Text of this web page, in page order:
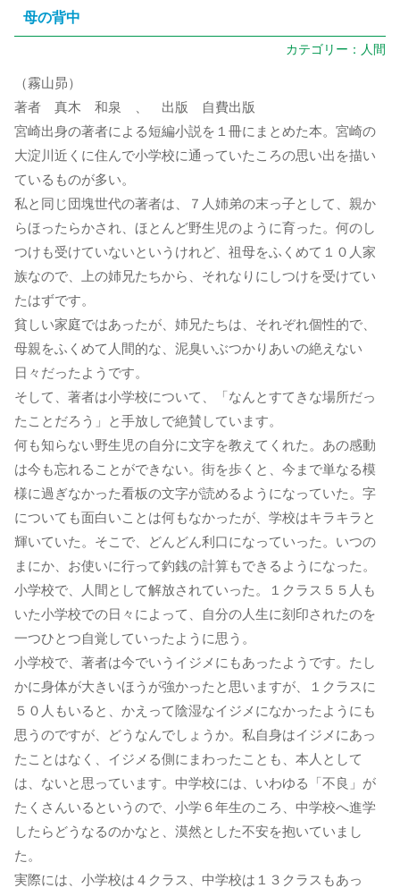
母の背中
カテゴリー： 人間
（霧山昴）
著者 真木 和泉 、 出版 自費出版
宮崎出身の著者による短編小説を１冊にまとめた本。宮崎の
大淀川近くに住んで小学校に通っていたころの思い出を描い
ているものが多い。
私と同じ団塊世代の著者は、７人姉弟の末っ子として、親か
らほったらかされ、ほとんど野生児のように育った。何のし
つけも受けていないというけれど、祖母をふくめて１０人家
族なので、上の姉兄たちから、それなりにしつけを受けてい
たはずです。
貧しい家庭ではあったが、姉兄たちは、それぞれ個性的で、
母親をふくめて人間的な、泥臭いぶつかりあいの絶えない
日々だったようです。
そして、著者は小学校について、「なんとすてきな場所だっ
たことだろう」と手放しで絶賛しています。
何も知らない野生児の自分に文字を教えてくれた。あの感動
は今も忘れることができない。街を歩くと、今まで単なる模
様に過ぎなかった看板の文字が読めるようになっていた。字
についても面白いことは何もなかったが、学校はキラキラと
輝いていた。そこで、どんどん利口になっていった。いつの
まにか、お使いに行って釣銭の計算もできるようになった。
小学校で、人間として解放されていった。１クラス５５人も
いた小学校での日々によって、自分の人生に刻印されたのを
一つひとつ自覚していったように思う。
小学校で、著者は今でいうイジメにもあったようです。たし
かに身体が大きいほうが強かったと思いますが、１クラスに
５０人もいると、かえって陰湿なイジメになかったようにも
思うのですが、どうなんでしょうか。私自身はイジメにあっ
たことはなく、イジメる側にまわったことも、本人として
は、ないと思っています。中学校には、いわゆる「不良」が
たくさんいるというので、小学６年生のころ、中学校へ進学
したらどうなるのかなと、漠然とした不安を抱いていまし
た。
実際には、小学校は４クラス、中学校は１３クラスもあっ